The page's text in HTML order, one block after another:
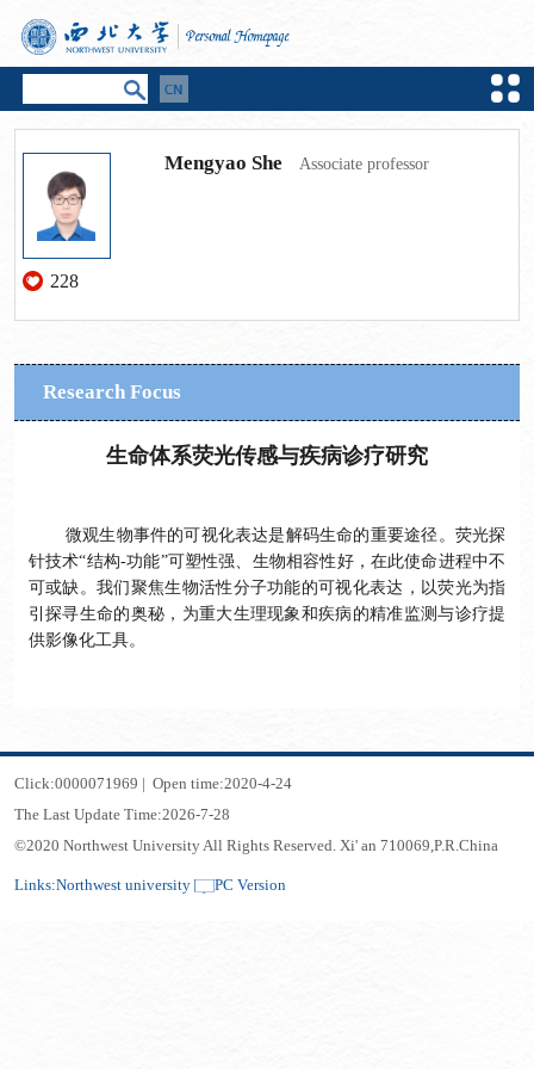
228
Mengyao She Associate professor
Research Focus
生命体系荧光传感与疾病诊疗研究
微观生物事件的可视化表达是解码生命的重要途径。荧光探
针技术“结构-功能”可塑性强、生物相容性好，在此使命进程中不
可或缺。我们聚焦生物活性分子功能的可视化表达，以荧光为指
引探寻生命的奥秘，为重大生理现象和疾病的精准监测与诊疗提
供影像化工具。
Click:0000071969 | Open time:2020-4-24
The Last Update Time:2026-7-28
©2020 Northwest University All Rights Reserved. Xi' an 710069,P.R.China
Links:Northwest university PC Version